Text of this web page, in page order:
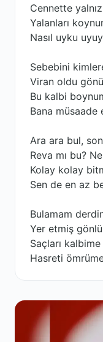
Cennette
Yalanları
Nasıl uyku
Sebebini
Viran oldu
Bu kalbi
Bana müsaade
Ara ara bul,
Reva mı bu?
Kolay kolay
Sen de en az
Bulamam
Yer etmiş
Saçları
Hasreti